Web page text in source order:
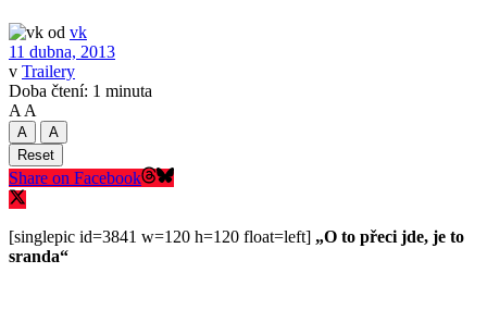
od vk
11 dubna, 2013
v Trailery
Doba čtení: 1 minuta
A A
A
A
Reset
Share on Facebook
[singlepic id=3841 w=120 h=120 float=left] „O to přeci jde, je to
sranda“